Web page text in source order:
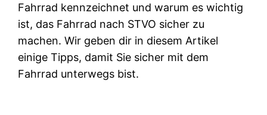
Fahrrad kennzeichnet und warum es wichtig
ist, das Fahrrad nach STVO sicher zu
machen. Wir geben dir in diesem Artikel
einige Tipps, damit Sie sicher mit dem
Fahrrad unterwegs bist.